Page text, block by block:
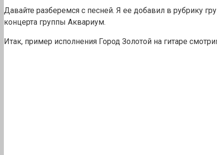
Давайте разберемся с песней. Я ее добавил в рубрику
концерта группы Аквариум.
Итак, пример исполнения Город Золотой на гитаре